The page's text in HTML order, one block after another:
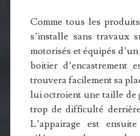
Comme tous les
s’installe sans travaux
motorisés et équipés
boitier d’encastrement
trouvera facilement sa
lui octroient une taille de
trop de difficulté
L’appairage est